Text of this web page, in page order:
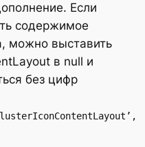
Если
содержимое
можно выставить
в null и
без цифр